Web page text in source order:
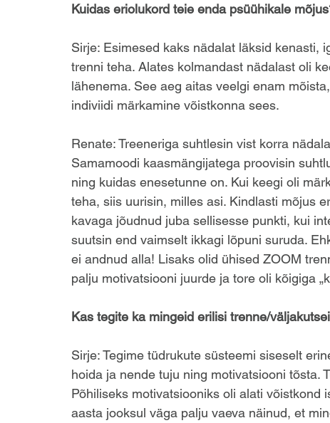
Kuidas eriolukord teie enda psüühikale
Sirje: Esimesed kaks nädalat läksid kenasti,
trenni teha. Alates kolmandast nädalast oli
lähenema. See aeg aitas veelgi enam
indiviidi märkamine võistkonna sees.
Renate: Treeneriga suhtlesin vist korra
Samamoodi kaasmängijatega proovisin
ning kuidas enesetunne on. Kui keegi oli
teha, siis uurisin, milles asi. Kindlasti mõjus
kavaga jõudnud juba sellisesse punkti, kui
suutsin end vaimselt ikkagi lõpuni suruda.
ei andnud alla! Lisaks olid ühised ZOOM
palju motivatsiooni juurde ja tore oli kõigiga
Kas tegite ka mingeid erilisi trenne/
Sirje: Tegime tüdrukute süsteemi siseselt
hoida ja nende tuju ning motivatsiooni tõsta.
Põhiliseks motivatsiooniks oli alati võistkond
aasta jooksul väga palju vaeva näinud, et